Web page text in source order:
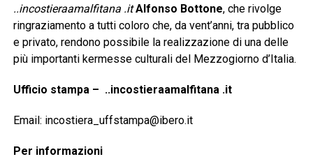
..incostieraamalfitana .it Alfonso Bottone, che rivolge
ringraziamento a tutti coloro che, da vent’anni, tra pubblico
e privato, rendono possibile la realizzazione di una delle
più importanti kermesse culturali del Mezzogiorno d’Italia.
Ufficio stampa – ..incostieraamalfitana .it
Email: incostiera_uffstampa@ibero.it
Per informazioni